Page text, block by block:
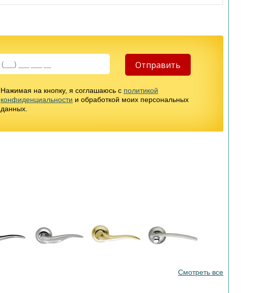
Нажимая на кнопку, я соглашаюсь с политикой
конфиденциальности и обработкой моих персональных
данных.
Смотреть все